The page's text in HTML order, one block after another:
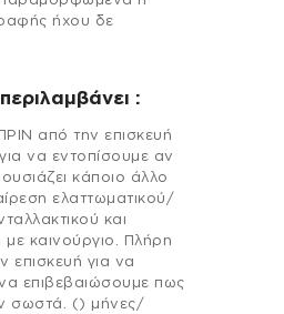
ήχου δε
:
από την επισκευή
να εντοπίσουμε αν
κάποιο άλλο
ελαττωματικού/
και
με καινούργιο. Πλήρη
επισκευή για να
επιβεβαιώσουμε πως
σωστά. () μήνες/